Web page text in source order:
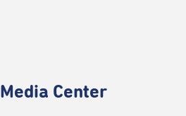
Media Center